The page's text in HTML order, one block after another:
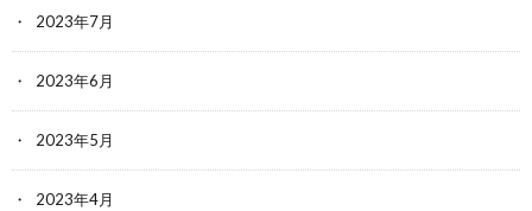
2023年7月
2023年6月
2023年5月
2023年4月